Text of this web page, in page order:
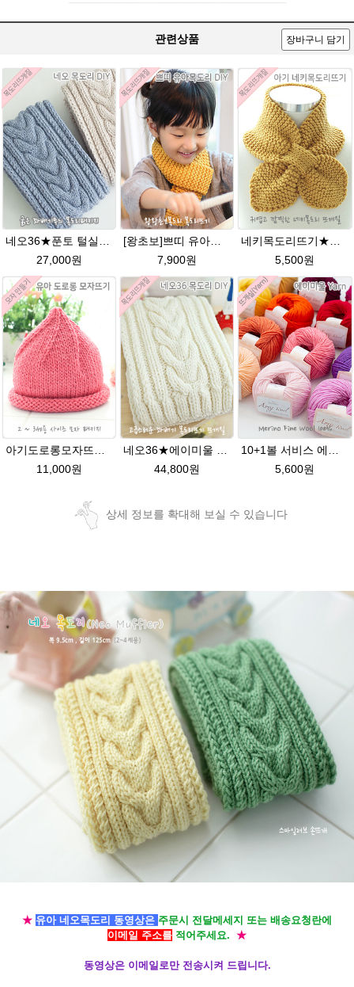
관련상품 장바구니 담기
네오36★푼토 털실 목도리뜨개질 손뜨개
27,000원
[왕초보]쁘띠 유아목도리뜨기★발렌타인울 목도리 뜨개질
7,900원
네키목도리뜨기★그레이스메리노울 미니목도리뜨기
5,500원
11,000원
44,800원
5,600원
상세 정보를 확대해 보실 수 있습니다
★ 유아 네오목도리 동영상은 주문시 전달메세지 또는 배송요청란에
이메일 주소를 적어주세요. ★
동영상은 이메일로만 전송시켜 드립니다.